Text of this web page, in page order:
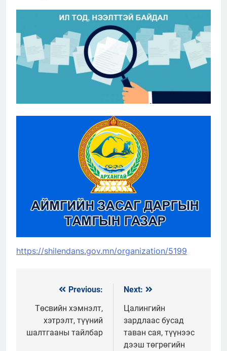
https://shilendans.gov.mn/organization/5199
Мэдээний
цэс
Previous:
Төсвийн хэмнэлт,
хэтрэлт, түүний
шалтгааны тайлбар
Next:
Цалингийн
зардлаас бусад
таван сая, түүнээс
дээш төгрөгийн